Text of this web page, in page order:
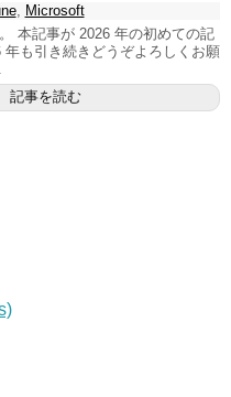
,
Microsoft
本記事が 2026 年の初めての記
年も引き続きどうぞよろしくお願
記事を読む